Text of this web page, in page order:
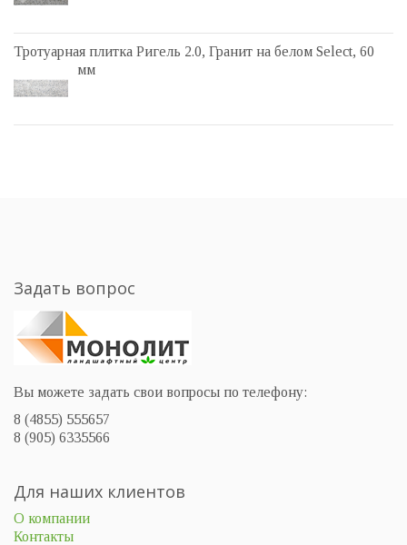
Тротуарная плитка Ригель 2.0, Гранит на белом Select, 60
мм
Задать вопрос
Вы можете задать свои вопросы по телефону:
8 (4855) 555657
8 (905) 6335566
Для наших клиентов
О компании
Контакты